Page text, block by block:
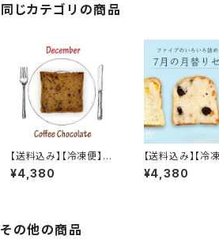
同じカテゴリの商品
【送料込み】【冷凍便】12
月の月替りセット
¥4,380
【送料込み】【冷
月の月替りセット
¥4,380
その他の商品